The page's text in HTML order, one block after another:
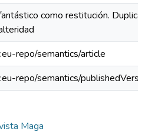
como restitución.
repo/semantics/article
repo/semantics/
Maga